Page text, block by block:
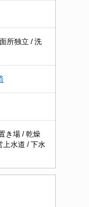
所独立 /洗
き場 /乾燥
上水道 /下水